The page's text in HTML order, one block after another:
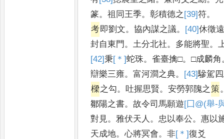
篆。祖同王季。彰積德之[39]符。
考即劉文。協內謀之議。 [40]休徵
封自東門 。 土分北社。 多能將聖。
[42]秉[＊]蛇珠。雀臺擒□。□成麟角
辯樂三雍。富河澗之典。 [43]驂駕
樑之勾。 吐握思賢。安勞郭隗之策
鄒陽之書。故令司馬願遊[囗@(舉-
對見。 雅伏天人 。 忠以奉公。惠以
天成地。心將冥會。非[＊]復爻